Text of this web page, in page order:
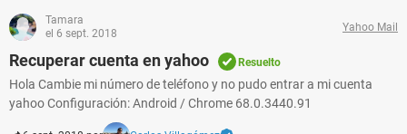
Tamara
el 6 sept. 2018
Yahoo Mail
Recuperar cuenta en yahoo Resuelto
Hola Cambie mi número de teléfono y no pudo entrar a mi cuenta
yahoo Configuración: Android / Chrome 68.0.3440.91